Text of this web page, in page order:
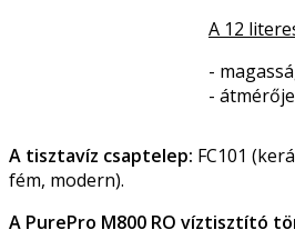
A 12
-
-
A tisztavíz csaptelep: FC101
fém, modern).
A PurePro M800 RO víztisztító